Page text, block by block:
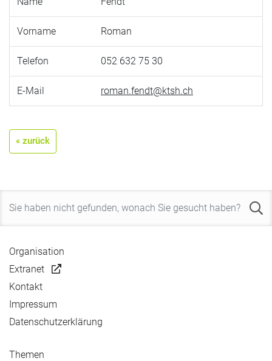
Vorname Roman
Telefon 052 632 75 30
E-Mail roman.fendt@ktsh.ch
« zurück
Organisation
Extranet
Kontakt
Impressum
Datenschutzerklärung
Themen